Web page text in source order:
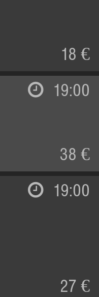
18 €
19:00
38 €
19:00
27 €